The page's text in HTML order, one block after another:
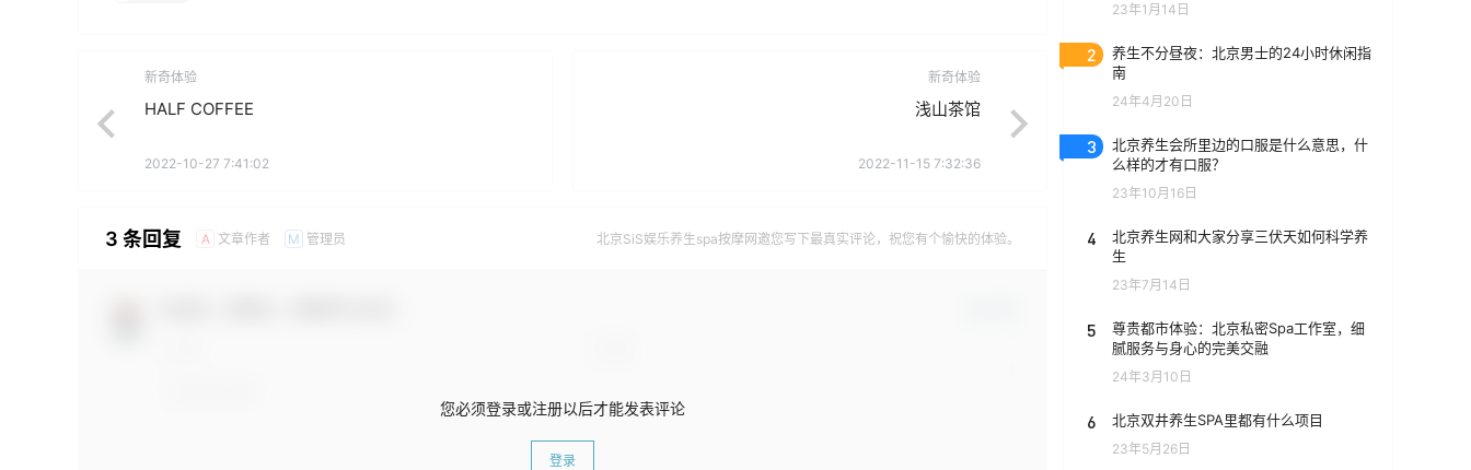
新奇体验
HALF COFFEE
2022-10-27 7:41:02
新奇体验
浅山茶馆
2022-11-15 7:32:36
3 条回复 A 文章作者 M 管理员 北京SiS娱乐养生spa按摩网邀您写下最真实评论，祝您有个愉快的体验。
您必须登录或注册以后才能发表评论
登录
23年1月14日
2
养生不分昼夜：北京男士的24小时休闲指
南
24年4月20日
3
北京养生会所里边的口服是什么意思，什
么样的才有口服？
23年10月16日
4
北京养生网和大家分享三伏天如何科学养
生
23年7月14日
5
尊贵都市体验：北京私密Spa工作室，细
腻服务与身心的完美交融
24年3月10日
6 北京双井养生SPA里都有什么项目
23年5月26日